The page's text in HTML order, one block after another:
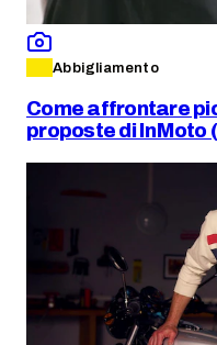
Abbigliamento
Come affrontare
proposte di InMoto